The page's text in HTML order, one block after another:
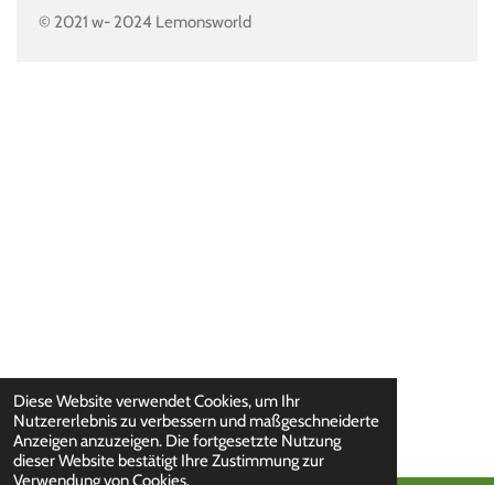
Diese Website verwendet Cookies, um Ihr
Nutzererlebnis zu verbessern und maßgeschneiderte
Anzeigen anzuzeigen. Die fortgesetzte Nutzung
dieser Website bestätigt Ihre Zustimmung zur
Verwendung von Cookies.
© 2021 w- 2024 Lemonsworld